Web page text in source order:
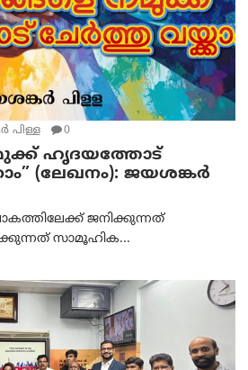
പിള്ള 0
ഹൃദയത്തോട്
(ലേഖനം): ജയശങ്കര്‍
ജനിക്കുന്നത്
സാമൂഹിക...